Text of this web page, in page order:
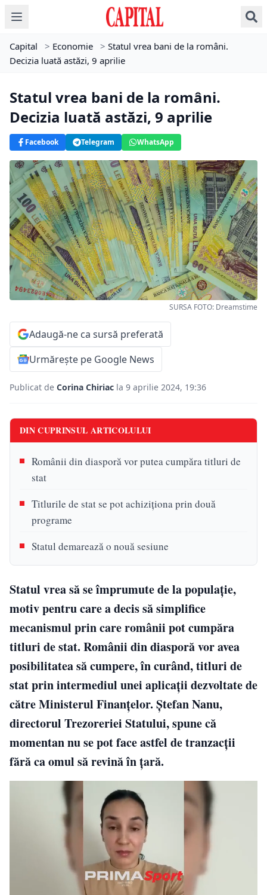
Capital > Economie > Statul vrea bani de la români.
Decizia luată astăzi, 9 aprilie
Statul vrea bani de la români.
Decizia luată astăzi, 9 aprilie
Facebook Telegram WhatsApp
SURSA FOTO: Dreamstime
Adaugă-ne ca sursă preferată
Urmărește pe Google News
Publicat de Corina Chiriac la 9 aprilie 2024, 19:36
DIN CUPRINSUL ARTICOLULUI
Românii din diasporă vor putea cumpăra titluri de
stat
Titlurile de stat se pot achiziționa prin două
programe
Statul demarează o nouă sesiune
Statul vrea să se împrumute de la populație,
motiv pentru care a decis să simplifice
mecanismul prin care românii pot cumpăra
titluri de stat. Românii din diasporă vor avea
posibilitatea să cumpere, în curând, titluri de
stat prin intermediul unei aplicații dezvoltate de
către Ministerul Finanțelor. Ștefan Nanu,
directorul Trezoreriei Statului, spune că
momentan nu se pot face astfel de tranzacții
fără ca omul să revină în țară.